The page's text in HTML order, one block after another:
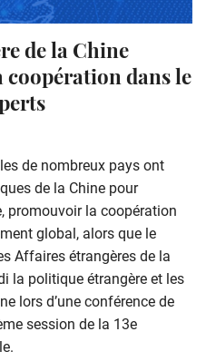
de la Chine
dans le
de nombreux pays ont
de la Chine pour
promouvoir la coopération
global, alors que le
Affaires étrangères de la
la politique étrangère et les
lors d’une conférence de
session de la 13e